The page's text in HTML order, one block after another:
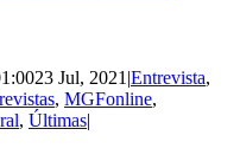
23 Jul, 2021 |Entrevista,
, MGFonline,
, Últimas|